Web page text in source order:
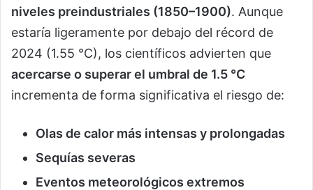
niveles preindustriales (1850–1900). Aunque
estaría ligeramente por debajo del récord de
2024 (1.55 °C), los científicos advierten que
acercarse o superar el umbral de 1.5 °C
incrementa de forma significativa el riesgo de:
Olas de calor más intensas y prolongadas
Sequías severas
Eventos meteorológicos extremos